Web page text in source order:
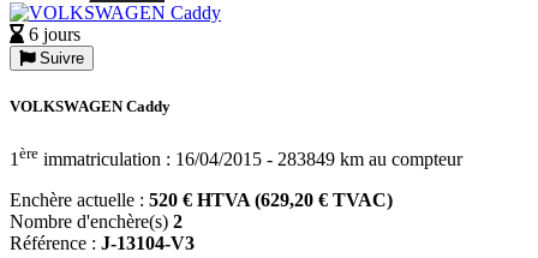
6 jours
Suivre
VOLKSWAGEN Caddy
1 ère immatriculation : 16/04/2015 - 283849 km au compteur
Enchère actuelle : 520 € HTVA (629,20 € TVAC)
Nombre d'enchère(s) 2
Référence : J-13104-V3